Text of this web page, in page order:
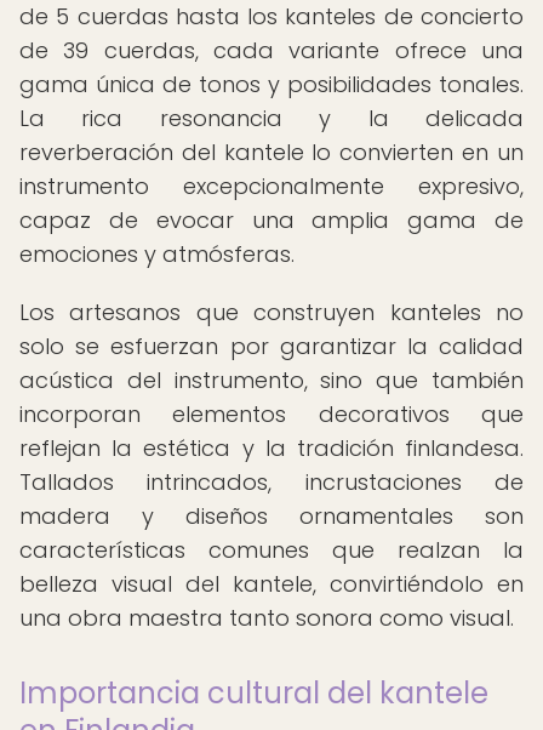
de 5 cuerdas hasta los kanteles de concierto
de 39 cuerdas, cada variante ofrece una
gama única de tonos y posibilidades tonales.
La rica resonancia y la delicada
reverberación del kantele lo convierten en un
instrumento excepcionalmente expresivo,
capaz de evocar una amplia gama de
emociones y atmósferas.
Los artesanos que construyen kanteles no
solo se esfuerzan por garantizar la calidad
acústica del instrumento, sino que también
incorporan elementos decorativos que
reflejan la estética y la tradición finlandesa.
Tallados intrincados, incrustaciones de
madera y diseños ornamentales son
características comunes que realzan la
belleza visual del kantele, convirtiéndolo en
una obra maestra tanto sonora como visual.
Importancia cultural del kantele